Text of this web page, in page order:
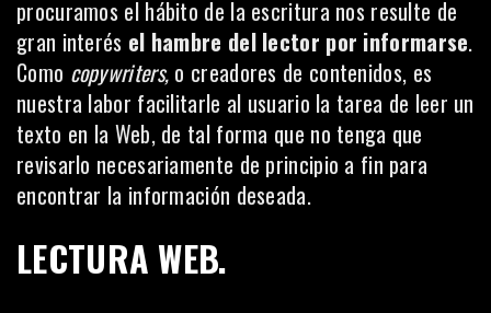
procuramos el hábito de la escritura nos resulte de
gran interés el hambre del lector por informarse.
Como copywriters, o creadores de contenidos, es
nuestra labor facilitarle al usuario la tarea de leer un
texto en la Web, de tal forma que no tenga que
revisarlo necesariamente de principio a fin para
encontrar la información deseada.
LECTURA WEB.